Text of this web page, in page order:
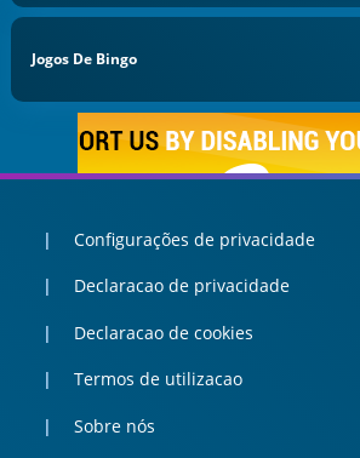
Jogos De Bingo
Configurações de privacidade
Declaracao de privacidade
Declaracao de cookies
Termos de utilizacao
Sobre nós